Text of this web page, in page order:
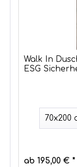
Walk In
ESG
ab 195,00 € *